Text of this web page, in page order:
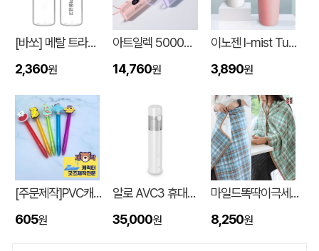
[바쏘] 메탈 트라이탄 보틀 500ml
2,360원
아트일렉 5000mAh 도킹형 보조 배터리
14,760원
이노젠 I-mist Tumbler 미니가습기 420ml
3,890원
[주문제작]PVC캐릭터 디오네캔디볼펜(2D)
605원
알로 AVC3 휴대용 3in1 에어건 핸디 차량용 무선청소기
35,000원
마일드똑딱이극세사담요
8,250원
스탠다드 에코백 (350x100x370mm) 08-07